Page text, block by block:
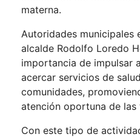
materna.
Autoridades municipales
alcalde Rodolfo Loredo
importancia de impulsar
acercar servicios de
comunidades,
atención oportuna de las
Con este tipo de